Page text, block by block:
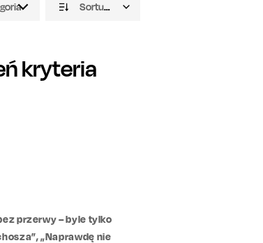
Sortuj domyślnie
kryteria
przerwy – byle tylko
„Naprawdę nie